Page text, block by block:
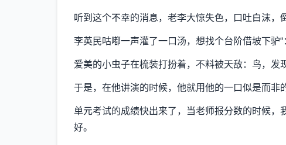
听到这个不幸的消息，老李大惊失色，口吐白沫，
李英民咕嘟一声灌了一口汤，想找个台阶借坡下驴“
爱美的小虫子在梳装打扮着，不料被天敌：鸟，发
于是，在他讲演的时候，他就用他的一口似是而非
单元考试的成绩快出来了，当老师报分数的时候
好。